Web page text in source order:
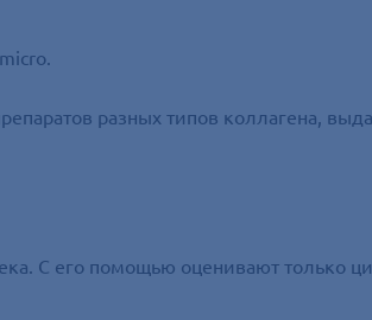
разных типов коллагена,
С его помощью оценивают только